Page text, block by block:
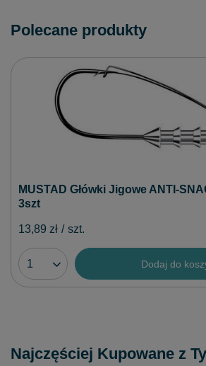
Polecane produkty
MUSTAD Główki Jigowe ANTI-
3szt
13,89 zł / szt.
Dodaj do
Najczęściej Kupowane z